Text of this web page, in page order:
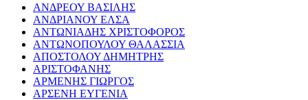
ΑΝΔΡΕΟΥ ΒΑΣΙΛΗΣ
ΑΝΔΡΙΑΝΟΥ ΕΛΣΑ
ΑΝΤΩΝΙΑΔΗΣ ΧΡΙΣΤΟΦΟΡΟΣ
ΑΝΤΩΝΟΠΟΥΛΟΥ ΘΑΛΑΣΣΙΑ
ΑΠΟΣΤΟΛΟΥ ΔΗΜΗΤΡΗΣ
ΑΡΙΣΤΟΦΑΝΗΣ
ΑΡΜΕΝΗΣ ΓΙΩΡΓΟΣ
ΑΡΣΕΝΗ ΕΥΓΕΝΙΑ